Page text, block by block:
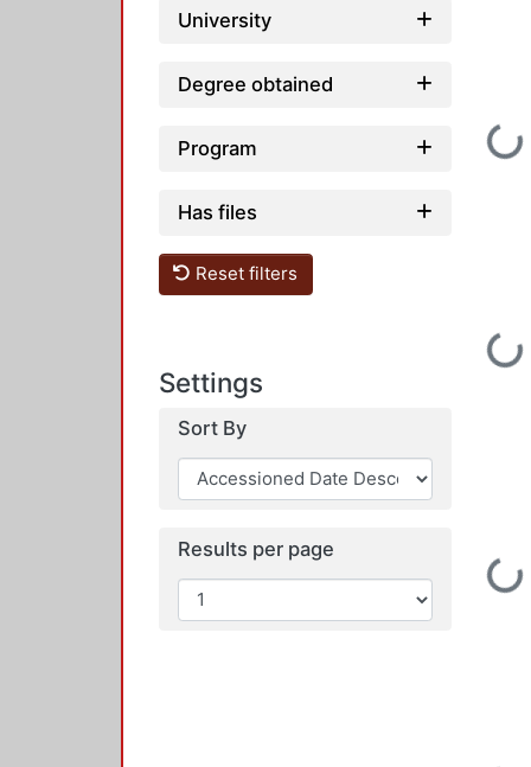
University
Degree obtained
Program
Has files
Reset filters
Settings
Sort By
Results per page
Loading...
Loading...
Loading...